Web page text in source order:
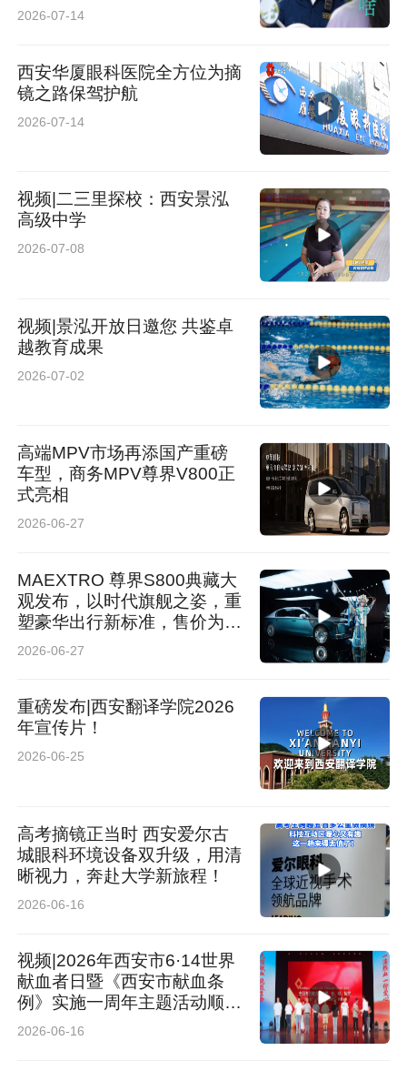
2026-07-14
西安华厦眼科医院全方位为摘
镜之路保驾护航
2026-07-14
视频|二三里探校：西安景泓
高级中学
2026-07-08
视频|景泓开放日邀您 共鉴卓
越教育成果
2026-07-02
高端MPV市场再添国产重磅
车型，商务MPV尊界V800正
式亮相
2026-06-27
MAEXTRO 尊界S800典藏大
观发布，以时代旗舰之姿，重
塑豪华出行新标准，售价为
72.8万元-117.8万元！
2026-06-27
重磅发布|西安翻译学院2026
年宣传片！
2026-06-25
高考摘镜正当时 西安爱尔古
城眼科环境设备双升级，用清
晰视力，奔赴大学新旅程！
2026-06-16
视频|2026年西安市6·14世界
献血者日暨《西安市献血条
例》实施一周年主题活动顺利
举办
2026-06-16